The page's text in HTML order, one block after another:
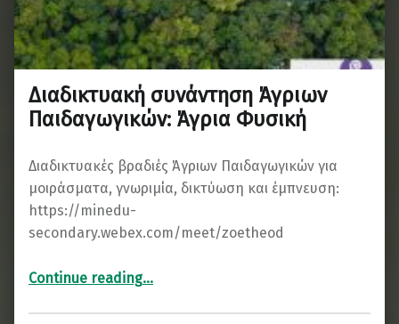
Διαδικτυακή συνάντηση Άγριων
Παιδαγωγικών: Άγρια Φυσική
Διαδικτυακές βραδιές Άγριων Παιδαγωγικών για
μοιράσματα, γνωριμία, δικτύωση και έμπνευση:
https://minedu-
secondary.webex.com/meet/zoetheod
Continue reading“Διαδικτυακή συνάντηση Άγριων Παιδαγωγικών: Άγρια Φυσική”
…